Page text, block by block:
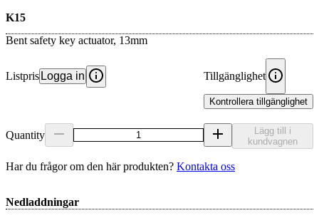
K15
Bent safety key actuator, 13mm
Listpris Logga in Tillgänglighet
Kontrollera tillgänglighet
Quantity
Lägg till i
kundvagnen
Har du frågor om den här produkten? Kontakta oss
Nedladdningar